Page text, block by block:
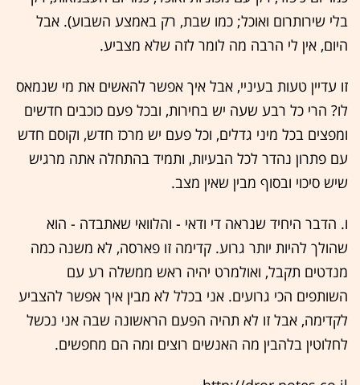
בלי שירותרום ואוכל; כמו שבת, רק באמצע השבוע). אבל
היום, אין לי הרבה מה לומר לזה שלא מצביע.
זו עדיין טעות בעיניי, אבל איך אפשר להאשים את מי שנמאס
לו? הרי כל רבע שעה יש בחירות, ובכל פעם כוכבים חדשים
ומפצים בכל מיני גדלים, וכל פעם יש מרכז חדש, וקוסם חדש
עם פתרון נהדר לכל הבעיות, ותמיד בהתחלה אתה מרגיש
שיש סיכוי ובסוף מבין שאין מצב.
ו. הדבר היחיד שנראה די ודאי - והלוואי שאתבדה - הוא
שהולך להיות יותר גרוע. קדימה זו פארסה, לא משנה כמה
מנדטים תקבל, ואולמרט יהיה ראש ממשלה רע עם
השותפים הכי גרועים. אני בכלל לא מבין איך אפשר להצביע
לקדימה, אבל זו לא תהיה הפעם הראשונה שבה אני נכשל
לחלוטין בלהבין מה האנשים רוצים ומה הם מחפשים.